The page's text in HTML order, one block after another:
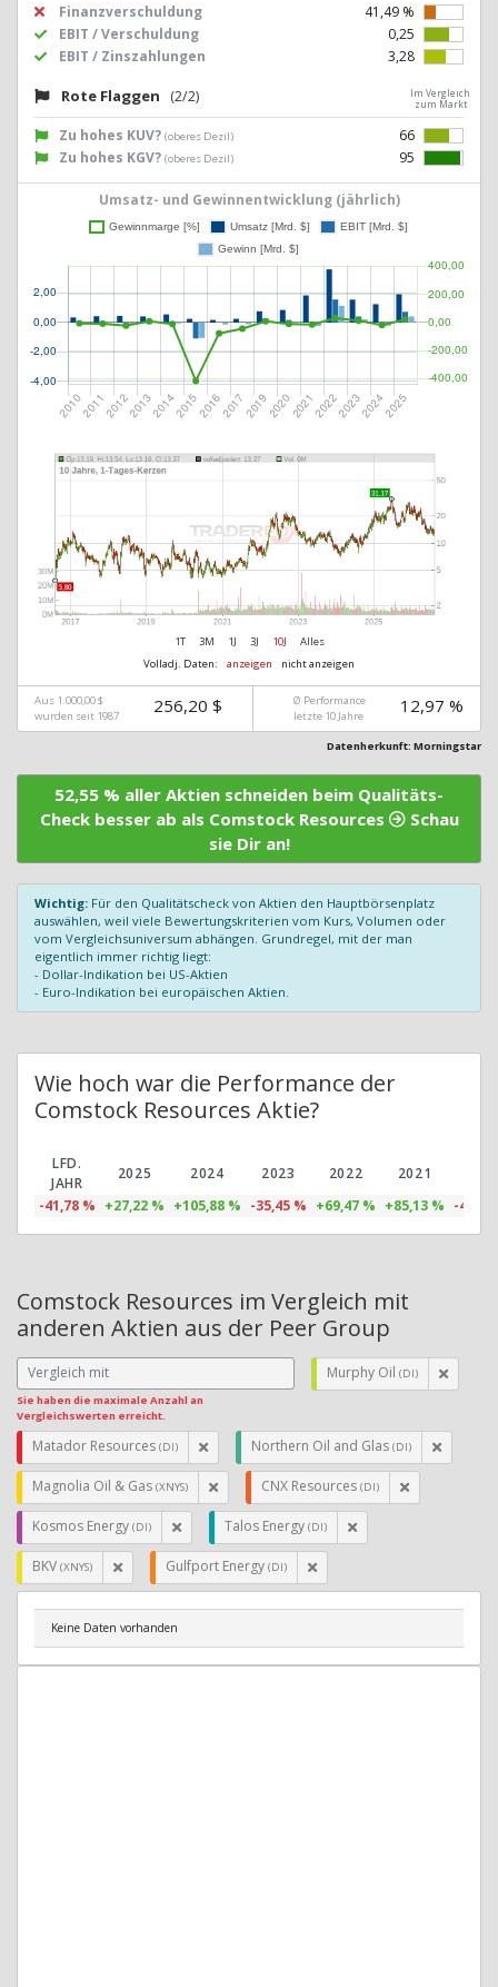
Finanzverschuldung
41,49 %
EBIT / Verschuldung
0,25
EBIT / Zinszahlungen
3,28
Rote Flaggen (2/2)
Im Vergleich
zum Markt
Zu hohes KUV? (oberes Dezil)
66
Zu hohes KGV? (oberes Dezil) 95
Umsatz- und Gewinnentwicklung (jährlich)
1T 3M 1J 3J 10J
Alles
Volladj. Daten:
anzeigen nicht anzeigen
Aus 1.000,00 $
wurden seit 1987
256,20 $
Ø Performance
letzte 10 Jahre
12,97 %
Datenherkunft: Morningstar
52,55 % aller Aktien schneiden beim Qualitäts-
Check besser ab als Comstock Resources
Schau
sie Dir an!
Wichtig: Für den Qualitätscheck von Aktien den Hauptbörsenplatz
auswählen, weil viele Bewertungskriterien vom Kurs, Volumen oder
vom Vergleichsuniversum abhängen. Grundregel, mit der man
eigentlich immer richtig liegt:
- Dollar-Indikation bei US-Aktien
- Euro-Indikation bei europäischen Aktien.
Wie hoch war die Performance der
Comstock Resources Aktie?
LFD.
JAHR
2025 2024 2023 2022 2021
-41,78 % +27,22 % +105,88 % -35,45 % +69,47 % +85,13 % -46,90
Comstock Resources im Vergleich mit
anderen Aktien aus der Peer Group
Sie haben die maximale Anzahl an
Vergleichswerten erreicht.
Murphy Oil (DI)
Matador Resources (DI) Northern Oil and Glas (DI)
Magnolia Oil & Gas (XNYS) CNX Resources (DI)
Kosmos Energy (DI) Talos Energy (DI)
BKV (XNYS) Gulfport Energy (DI)
Keine Daten vorhanden